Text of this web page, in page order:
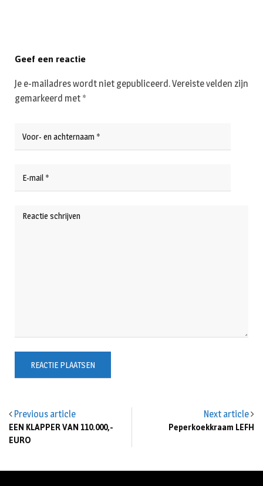
Previous article
EEN KLAPPER VAN 110.000,-
EURO
Next article
Peperkoekkraam LEFH
Geef een reactie
Je e-mailadres wordt niet gepubliceerd.Vereiste velden zijn
gemarkeerd met *